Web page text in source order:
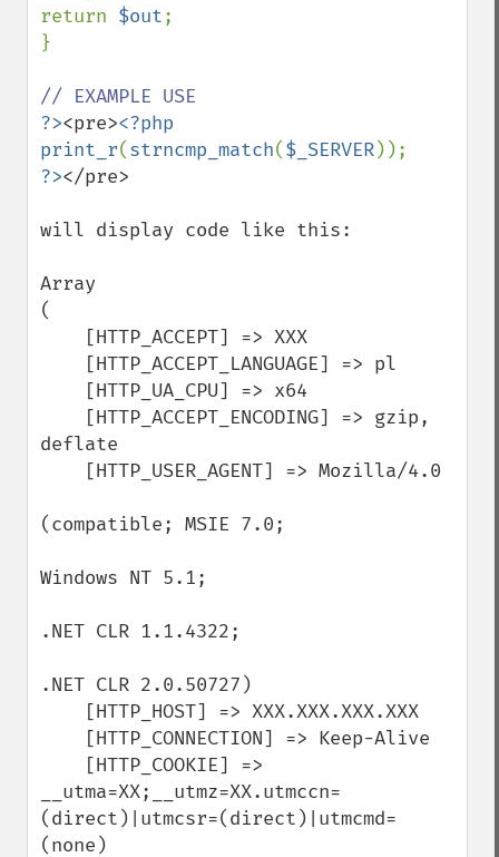
return $out;
}
?><pre><?php
print_r(strncmp_match($_SERVER
?></pre>
will display code like this:
Array
(
deflate
(compatible; MSIE 7.0;
Windows NT 5.1;
.NET CLR 1.1.4322;
.NET CLR 2.0.50727)
__utma=XX;__utmz=XX.utmccn=
(direct)|utmcsr=(direct)|utmcmd=
(none)